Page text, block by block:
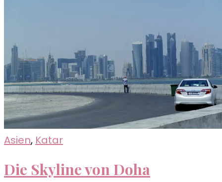
Asien, Katar
Die Skyline von Doha